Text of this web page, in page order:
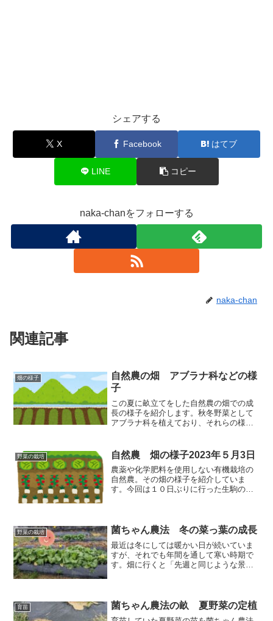
シェアする
X Facebook はてブ
LINE コピー
naka-chanをフォローする
naka-chan
関連記事
畑の様子
自然農の畑 アブラナ科などの様
子
この夏に畝立てをした自然農の畑での成
長の様子を紹介します。秋冬野菜として
アブラナ科を植えており、それらの様子
野菜の栽培 自然農 畑の様子2023年５月3日
農薬や化学肥料を使用しない有機栽培の
自然農。その畑の様子を紹介していま
す。今回は１０日ぶりに行った生駒の畑
がありました。
野菜の栽培 菌ちゃん農法 冬の菜っ葉の成長
最近は冬にしては暖かい日が続いていま
すが、それでも年間を通して寒い時期で
す。畑に行くと「先週と同じような景
と言われれば気のせいかもしれません
が・・・😅
育苗 菌ちゃん農法の畝 夏野菜の定植